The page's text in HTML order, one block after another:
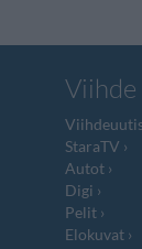
Viihde
StaraTV
Autot
Digi
Pelit
Elokuvat